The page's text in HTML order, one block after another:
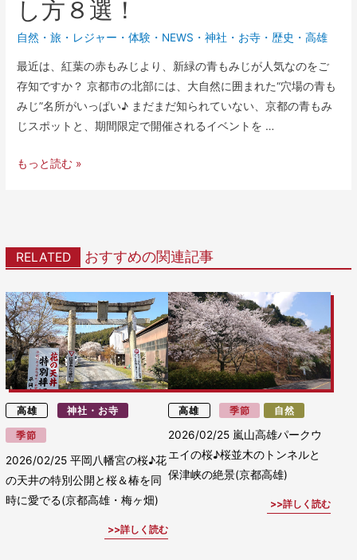
し方８選！
自然 ・旅・レジャー ・体験 ・ NEWS ・神社・お寺 ・ 歴史 ・高雄
最近は、紅葉の赤もみじより、新緑の青もみじが人気なのをご
存知ですか？ 京都市の北部には、大自然に囲まれた“穴場の青も
みじ”名所がいっぱい♪ まだまだ知られていない、京都の青もみ
じスポットと、期間限定で開催されるイベントを …
もっと読む »
RELATED おすすめの関連記事
高雄 神社・お寺
季節
2026/02/25平岡八幡宮の桜♪花
の天井の特別公開と桜＆椿を同
時に愛でる(京都高雄・梅ヶ畑)
詳しく読む
高雄 季節 自然
2026/02/25 嵐山高雄パークウ
エイの桜♪桜並木のトンネルと
保津峡の絶景(京都高雄)
詳しく読む